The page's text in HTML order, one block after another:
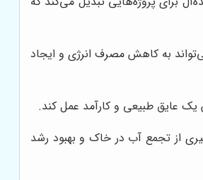
به کاهش مصرف انرژی و ایجاد
عایق طبیعی و کارآمد عمل کند.
از تجمع آب در خاک و بهبود رشد